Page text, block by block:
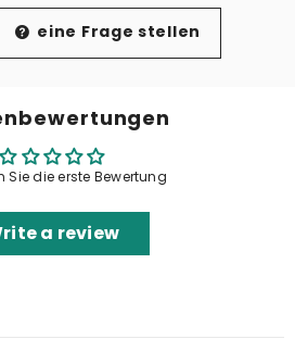
eine Frage stellen
Sie die erste Bewertung
a review